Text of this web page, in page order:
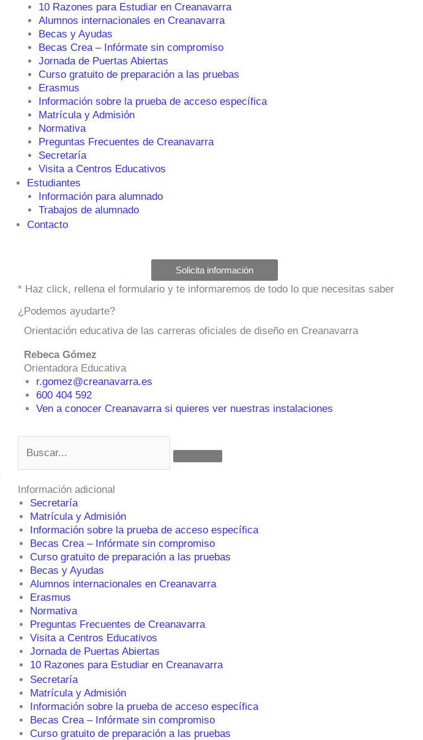
10 Razones para Estudiar en Creanavarra
Alumnos internacionales en Creanavarra
Becas y Ayudas
Becas Crea – Infórmate sin compromiso
Jornada de Puertas Abiertas
Curso gratuito de preparación a las pruebas
Erasmus
Información sobre la prueba de acceso específica
Matrícula y Admisión
Normativa
Preguntas Frecuentes de Creanavarra
Secretaría
Visita a Centros Educativos
Estudiantes
Información para alumnado
Trabajos de alumnado
Contacto
Solicita información
* Haz click, rellena el formulario y te informaremos de todo lo que necesitas saber
¿Podemos ayudarte?
Orientación educativa de las carreras oficiales de diseño en Creanavarra
Rebeca Gómez
Orientadora Educativa
r.gomez@creanavarra.es
600 404 592
Ven a conocer Creanavarra si quieres ver nuestras instalaciones
Información adicional
Secretaría
Matrícula y Admisión
Información sobre la prueba de acceso específica
Becas Crea – Infórmate sin compromiso
Curso gratuito de preparación a las pruebas
Becas y Ayudas
Alumnos internacionales en Creanavarra
Erasmus
Normativa
Preguntas Frecuentes de Creanavarra
Visita a Centros Educativos
Jornada de Puertas Abiertas
10 Razones para Estudiar en Creanavarra
Secretaría
Matrícula y Admisión
Información sobre la prueba de acceso específica
Becas Crea – Infórmate sin compromiso
Curso gratuito de preparación a las pruebas